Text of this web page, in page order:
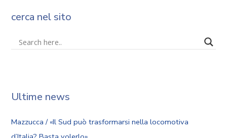
cerca nel sito
Ultime news
Mazzucca / «Il Sud può trasformarsi nella locomotiva